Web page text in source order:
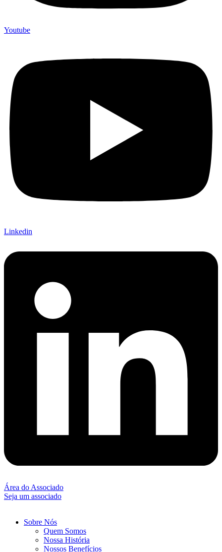
Youtube
Linkedin
Área do Associado
Seja um associado
Sobre Nós
Quem Somos
Nossa História
Nossos Benefícios